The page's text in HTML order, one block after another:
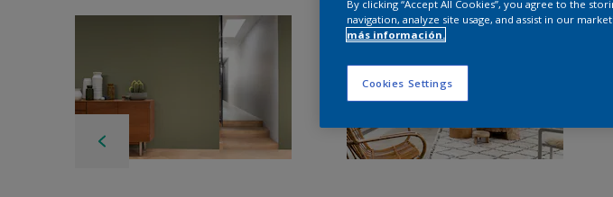
By clicking “Accept All Cookies”, you agree to the
navigation, analyze site usage, and assist in our
más información.
Cookies Settings